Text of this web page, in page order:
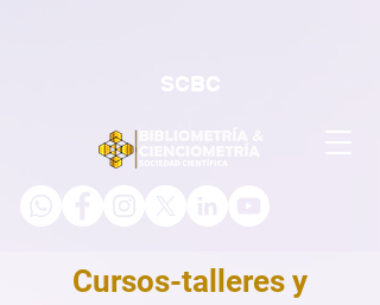
Cursos-talleres y